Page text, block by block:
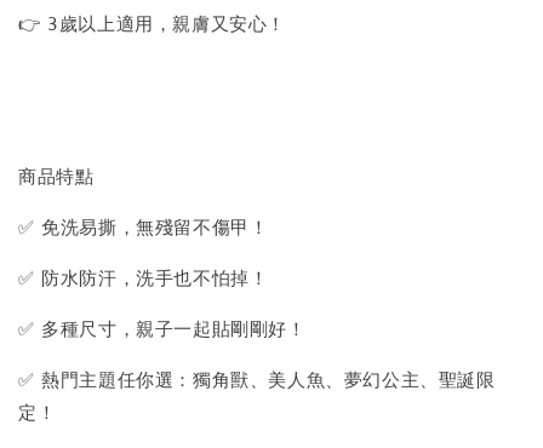
👉 3歲以上適用，親膚又安心！
商品特點
✅ 免洗易撕，無殘留不傷甲！
✅ 防水防汗，洗手也不怕掉！
✅ 多種尺寸，親子一起貼剛剛好！
✅ 熱門主題任你選：獨角獸、美人魚、夢幻公主、聖誕限
定！